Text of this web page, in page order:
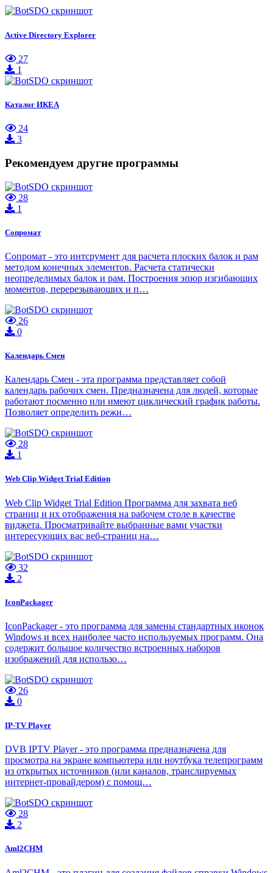
Active Directory Explorer
27
1
Каталог ИКЕА
24
3
Рекомендуем другие программы
28
1
Сопромат
Сопромат - это интсрумент для расчета плоских балок и рам
методом конечных элементов. Расчета статически
неопределимых балок и рам. Построения эпюр изгибающих
моментов, перерезываюших и п…
26
0
Календарь Смен
Календарь Смен - эта программа представляет собой
календарь рабочих смен. Предназначена для людей, которые
работают посменно или имеют циклический график работы.
Позволяет определить режи…
28
1
Web Clip Widget Trial Edition
Web Clip Widget Trial Edition Программа для захвата веб
страниц и их отображения на рабочем столе в качестве
виджета. Просматривайте выбранные вами участки
интересующих вас веб-страниц на…
32
2
IconPackager
IconPackager - это программа для замены стандартных иконок
Windows и всех наиболее часто используемых программ. Она
содержит большое количество встроенных наборов
изображений для использо…
26
0
IP-TV Player
DVB IPTV Player - это программа предназначена для
просмотра на экране компьютера или ноутбука телепрограмм
из открытых источников (или каналов, транслируемых
интернет-провайдером) с помощ…
28
2
Aml2CHM